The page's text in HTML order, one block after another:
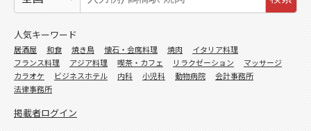
人気キーワード
居酒屋 和食 焼き鳥 懐石・会席料理 焼肉
イタリア料理
フランス料理
アジア料理 喫茶・カフェ リラクゼーション
マッサージ
カラオケ
ビジネスホテル 内科 小児科 動物病院
会計事務所
法律事務所
掲載者ログイン